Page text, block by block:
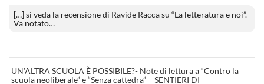
[…] si veda la recensione di Ravide Racca su “La letteratura e noi”.
Va notato…
UN’ALTRA SCUOLA È POSSIBILE?- Note di lettura a “Contro la
scuola neoliberale” e “Senza cattedra” – SENTIERI DI